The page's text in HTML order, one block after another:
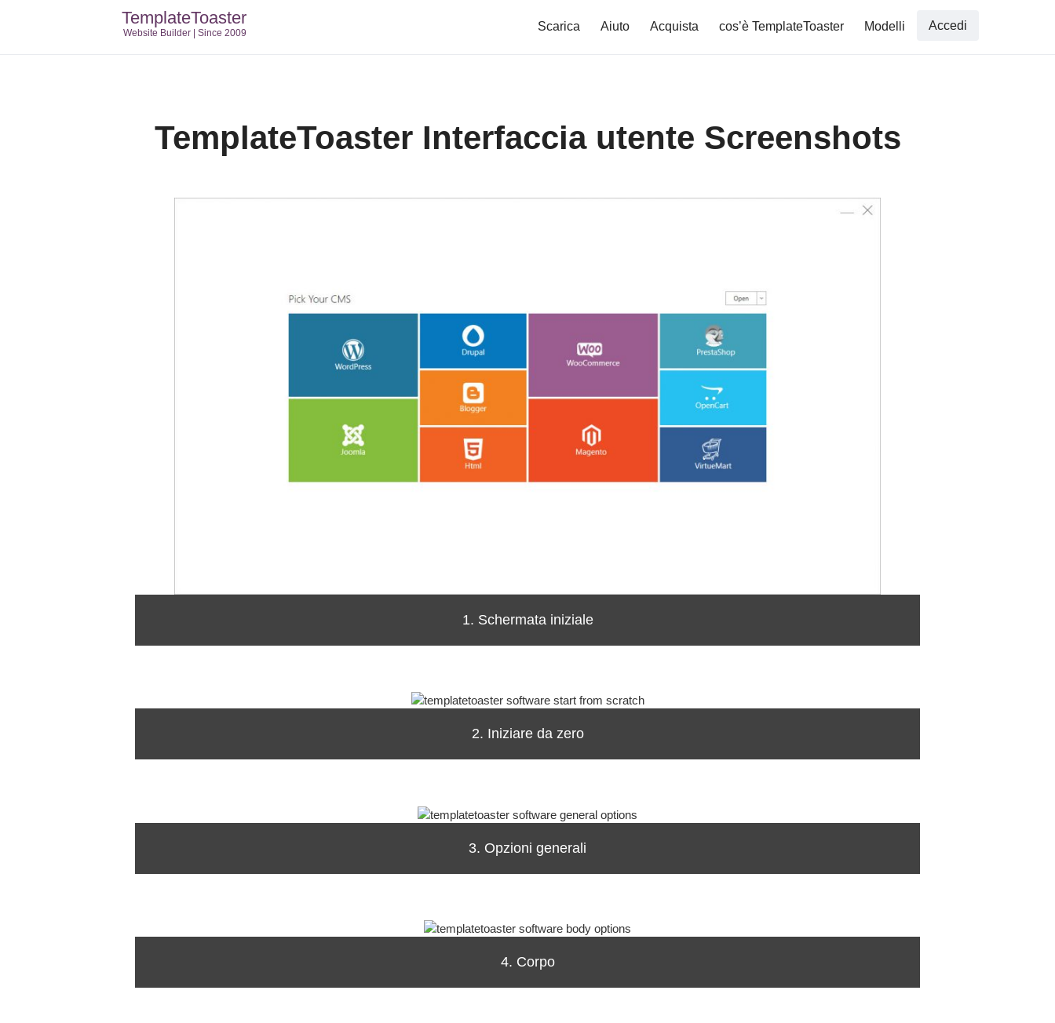
TemplateToaster
Website Builder | Since 2009 Scarica Aiuto Acquista cos’è TemplateToaster Modelli Accedi
TemplateToaster Interfaccia utente Screenshots
1. Schermata iniziale
2. Iniziare da zero
3. Opzioni generali
4. Corpo